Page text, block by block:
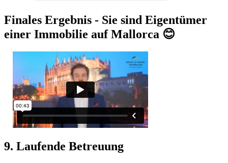
Finales Ergebnis - Sie sind Eigentümer
einer Immobilie auf Mallorca 😊
9. Laufende Betreuung